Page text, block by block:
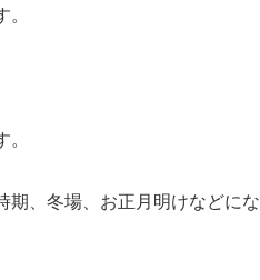
、冬場、お正月明けなどに